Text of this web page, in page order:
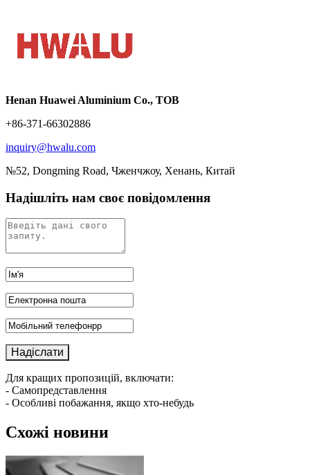
Henan Huawei Aluminium Co., ТОВ
+86-371-66302886
inquiry@hwalu.com
№52, Dongming Road, Чженчжоу, Хенань, Китай
Надішліть нам своє повідомлення
Для кращих пропозицій, включати:
- Самопредставлення
- Особливі побажання, якщо хто-небудь
Схожі новини